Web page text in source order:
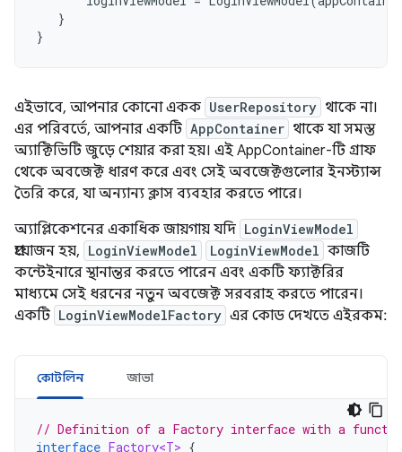
}
}
এইভাবে, আপনার কোনো একক UserRepository থাকে না।
এর পরিবর্তে, আপনার একটি AppContainer থাকে যা সমস্ত
অ্যাক্টিভিটি জুড়ে শেয়ার করা হয়। এই AppContainer-টি গ্রাফ
থেকে অবজেক্ট ধারণ করে এবং সেই অবজেক্টগুলোর ইনস্ট্যান্স
তৈরি করে, যা অন্যান্য ক্লাস ব্যবহার করতে পারে।
অ্যাপ্লিকেশনের একাধিক জায়গায় যদি LoginViewModel
প্রয়োজন হয়, LoginViewModel LoginViewModel কাজটি
কন্টেইনারে স্থানান্তর করতে পারেন এবং একটি ফ্যাক্টরির
মাধ্যমে সেই ধরনের নতুন অবজেক্ট সরবরাহ করতে পারেন।
একটি LoginViewModelFactory এর কোড দেখতে এইরকম:
কোটলিন জাভা
// Definition of a Factory interface with a
interface Factory<T> {